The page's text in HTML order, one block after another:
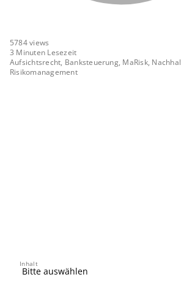
5784views
3 Minuten Lesezeit
Aufsichtsrecht, Banksteuerung, MaRisk,
Risikomanagement
Inhalt
Inhalt